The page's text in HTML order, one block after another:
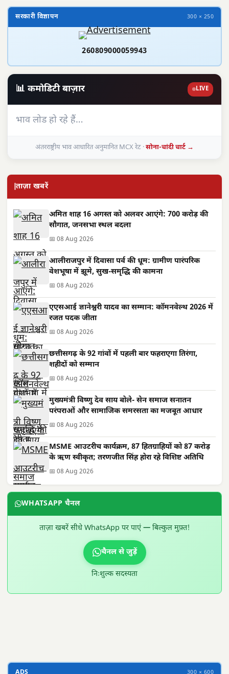
सरकारी विज्ञापन 300 × 250
260809000059943
📊 कमोडिटी बाज़ार LIVE
भाव लोड हो रहे हैं…
अंतरराष्ट्रीय भाव आधारित अनुमानित MCX रेट ·सोना-चांदी चार्ट →
ताज़ा खबरें
अमित शाह 16 अगस्त को अलवर आएंगे: 700 करोड़ की
सौगात, जनसभा स्थल बदला
📅 08 Aug 2026
आलीराजपुर में दिवासा पर्व की धूम: ग्रामीण पारंपरिक
वेशभूषा में झूमे, सुख-समृद्धि की कामना
📅 08 Aug 2026
एएसआई ज्ञानेश्वरी यादव का सम्मान: कॉमनवेल्थ 2026 में
रजत पदक जीता
📅 08 Aug 2026
छत्तीसगढ़ के 92 गांवों में पहली बार फहराएगा तिरंगा,
शहीदों को सम्मान
📅 08 Aug 2026
मुख्यमंत्री विष्णु देव साय बोले- सेन समाज सनातन
परंपराओं और सामाजिक समरसता का मजबूत आधार
📅 08 Aug 2026
MSME आउटरीच कार्यक्रम, 87 हितग्राहियों को 87 करोड़
के ऋण स्वीकृत; तरणजीत सिंह होरा रहे विशिष्ट अतिथि
📅 08 Aug 2026
WHATSAPP चैनल
ताज़ा खबरें सीधे WhatsApp पर पाएं — बिल्कुल मुफ़्त!
चैनल से जुड़ें
निःशुल्क सदस्यता
ADS